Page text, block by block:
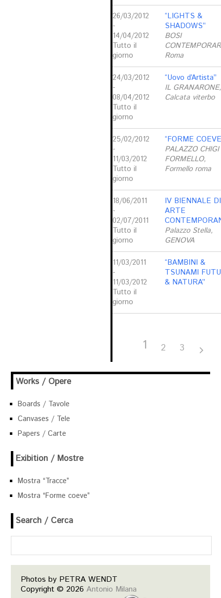
26/03/2012
-
14/04/2012
Tutto il
giorno
“LIGHTS &
SHADOWS”
BOSI
Roma
24/03/2012
-
08/04/2012
Tutto il
giorno
“Uovo d’Artista”
IL GRANARONE,
Calcata viterbo
25/02/2012
-
11/03/2012
Tutto il
giorno
“FORME
PALAZZO CHIGI
FORMELLO,
Formello roma
18/06/2011
-
02/07/2011
Tutto il
giorno
IV BIENNALE DI
ARTE
Palazzo Stella,
GENOVA
11/03/2011
-
11/03/2012
Tutto il
giorno
“BAMBINI &
TSUNAMI
& NATURA”
1 2 3
Works / Opere
Boards / Tavole
Canvases / Tele
Papers / Carte
Exibition / Mostre
Mostra “Tracce”
Mostra “Forme coeve”
Search / Cerca
Photos by PETRA WENDT
Copyright © 2026Antonio Milana